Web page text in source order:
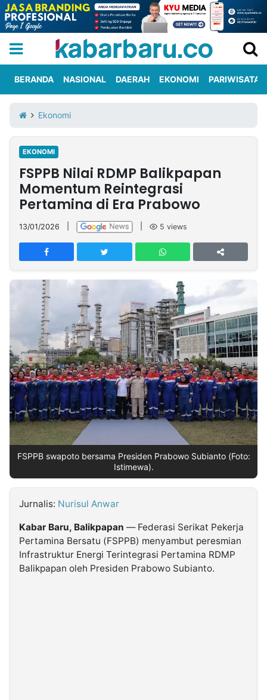
Iklan
Berita
Kami
Nasional
International
Olahraga
Entertainment
Daerah
Pariwisata
Kuliner
Kolom
Network
PT
TREETAN
INDONESIA
Partner
Insight
NTB
Suara
Time
Lens
IDN
Daily
Jogja
Jalan
Rakyat
Idealita
News
Kita
Notice
Dinamikapost.com
Radar
Baru
Seedbacklink
Follow
Kabarbaru
Kabarbaru.co
BERANDA NASIONAL DAERAH EKONOMI PARIWISATA
Ekonomi
EKONOMI
FSPPB Nilai RDMP Balikpapan
Momentum Reintegrasi
Pertamina di Era Prabowo
13/01/2026 5 views
FSPPB swapoto bersama Presiden Prabowo Subianto (Foto:
Istimewa).
Jurnalis: Nurisul Anwar
Kabar Baru, Balikpapan — Federasi Serikat Pekerja
Pertamina Bersatu (FSPPB) menyambut peresmian
Infrastruktur Energi Terintegrasi Pertamina RDMP
Balikpapan oleh Presiden Prabowo Subianto.